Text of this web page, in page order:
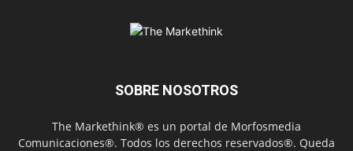
SOBRE NOSOTROS
The Markethink® es un portal de Morfosmedia
Comunicaciones®. Todos los derechos reservados®. Queda